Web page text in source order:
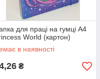
для праці на гумці А4
World (картон)
в наявності
₴